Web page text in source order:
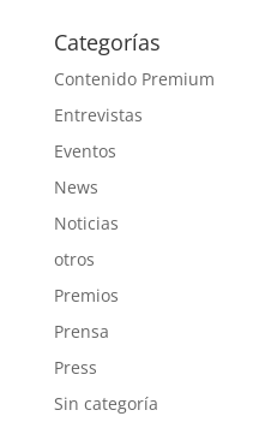
Categorías
Contenido Premium
Entrevistas
Eventos
News
Noticias
otros
Premios
Prensa
Press
Sin categoría